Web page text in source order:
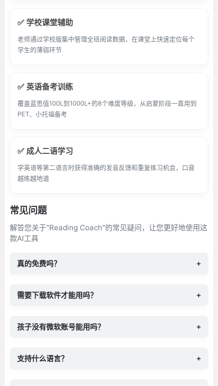
✅ 学校课堂辅助
老师通过学校版集中管理全班阅读数据，在课堂上快速定位每个
学生的薄弱环节
✅ 英语备考训练
覆盖蓝思值100L到1000L+的8个难度等级，从启蒙阶段一直用到
PET、小托福备考
✅ 成人二语学习
学英语等第二语言时获得准确的发音反馈和重复练习机会，口音
越练越地道
常见问题
解答您关于"Reading Coach"的常见疑问，让您更好地使用这
款AI工具
真的免费吗？ +
需要下载软件才能用吗？ +
孩子没有微软账号能用吗？ +
支持什么语言？ +